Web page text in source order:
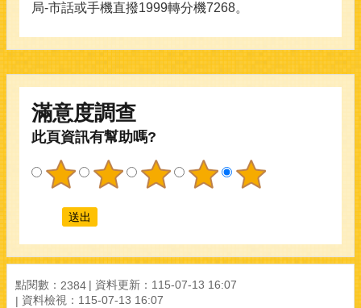
局-市話或手機直撥1999轉分機7268。
滿意度調查
此頁資訊有幫助嗎?
點閱數： 2384
資料更新：115-07-13 16:07
資料檢視：115-07-13 16:07